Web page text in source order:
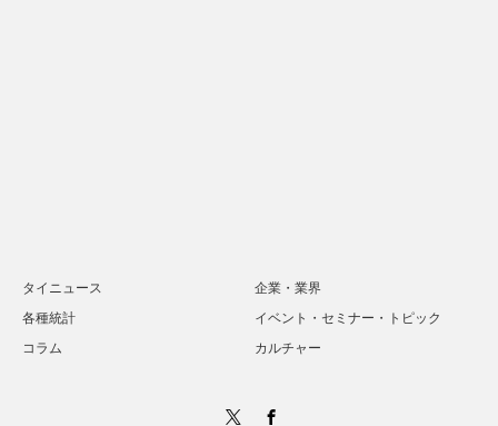
タイニュース
企業・業界
各種統計
イベント・セミナー・トピック
コラム
カルチャー